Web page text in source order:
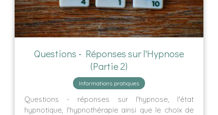
Questions - Réponses sur l'Hypnose
(Partie 2)
Informations pratiques
Questions - réponses sur l'hypnose, l'état
hypnotique, l'hypnothérapie ainsi que le choix de